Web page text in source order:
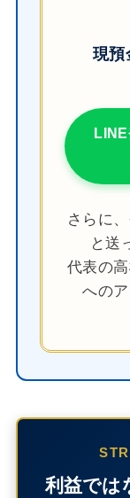
現預
さらに
と送
代表の
への
利益では